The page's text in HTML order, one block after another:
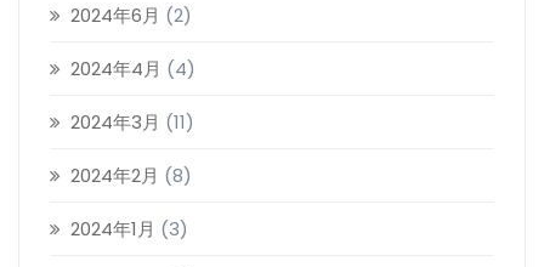
2024年6月 (2)
2024年4月 (4)
2024年3月 (11)
2024年2月 (8)
2024年1月 (3)